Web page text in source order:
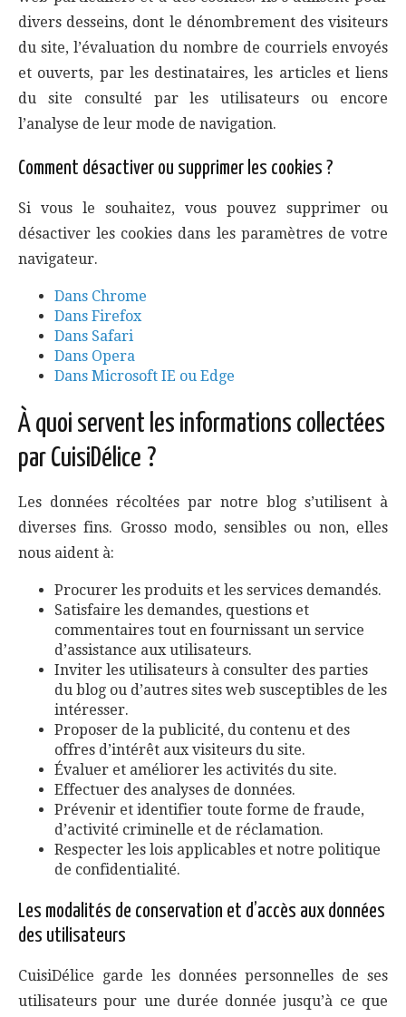
divers desseins, dont le dénombrement des visiteurs
du site, l’évaluation du nombre de courriels envoyés
et ouverts, par les destinataires, les articles et liens
du site consulté par les utilisateurs ou encore
l’analyse de leur mode de navigation.
Comment désactiver ou supprimer les cookies ?
Si vous le souhaitez, vous pouvez supprimer ou
désactiver les cookies dans les paramètres de votre
navigateur.
Dans Chrome
Dans Firefox
Dans Safari
Dans Opera
Dans Microsoft IE ou Edge
À quoi servent les informations collectées
par CuisiDélice ?
Les données récoltées par notre blog s’utilisent à
diverses fins. Grosso modo, sensibles ou non, elles
nous aident à:
Procurer les produits et les services demandés.
Satisfaire les demandes, questions et
commentaires tout en fournissant un service
d’assistance aux utilisateurs.
Inviter les utilisateurs à consulter des parties
du blog ou d’autres sites web susceptibles de les
intéresser.
Proposer de la publicité, du contenu et des
offres d’intérêt aux visiteurs du site.
Évaluer et améliorer les activités du site.
Effectuer des analyses de données.
Prévenir et identifier toute forme de fraude,
d’activité criminelle et de réclamation.
Respecter les lois applicables et notre politique
de confidentialité.
Les modalités de conservation et d’accès aux données
des utilisateurs
CuisiDélice garde les données personnelles de ses
utilisateurs pour une durée donnée jusqu’à ce que